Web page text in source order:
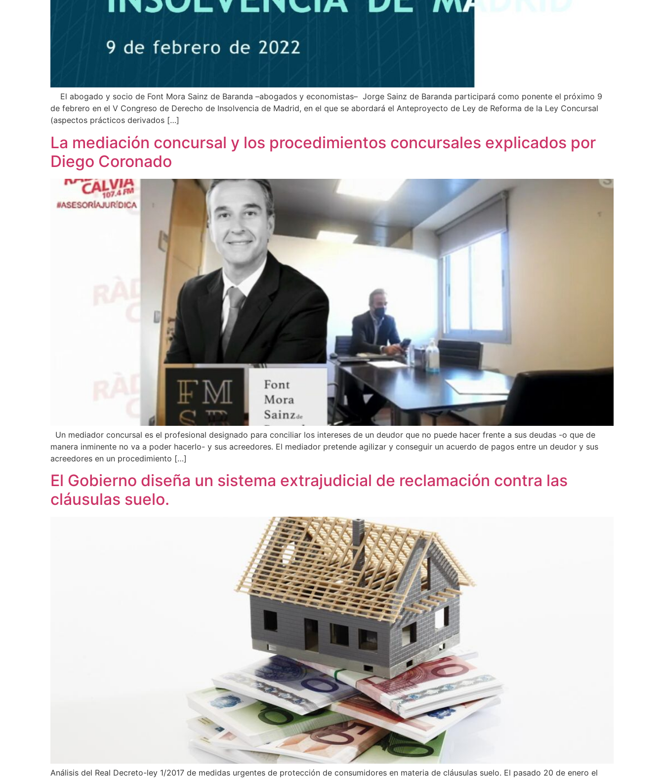
El abogado y socio de Font Mora Sainz de Baranda –abogados y economistas– Jorge Sainz de Baranda participará como ponente el próximo 9
de febrero en el V Congreso de Derecho de Insolvencia de Madrid, en el que se abordará el Anteproyecto de Ley de Reforma de la Ley Concursal
(aspectos prácticos derivados […]
La mediación concursal y los procedimientos concursales explicados por
Diego Coronado
Un mediador concursal es el profesional designado para conciliar los intereses de un deudor que no puede hacer frente a sus deudas -o que de
manera inminente no va a poder hacerlo- y sus acreedores. El mediador pretende agilizar y conseguir un acuerdo de pagos entre un deudor y sus
acreedores en un procedimiento […]
El Gobierno diseña un sistema extrajudicial de reclamación contra las
cláusulas suelo.
Análisis del Real Decreto-ley 1/2017 de medidas urgentes de protección de consumidores en materia de cláusulas suelo. El pasado 20 de enero el